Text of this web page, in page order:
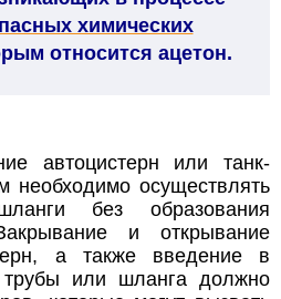
химических
относится ацетон.
автоцистерн или танк-
необходимо осуществлять
без образования
и открывание
а также введение в
трубы или шланга должно